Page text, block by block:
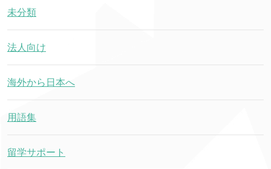
未分類
法人向け
海外から日本へ
用語集
留学サポート